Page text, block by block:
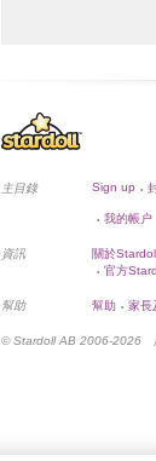
主目錄 Sign up •
• 我的帳户
資訊 關於
• 官方
幫助 幫助 • 家長
© Stardoll AB 2006-2026